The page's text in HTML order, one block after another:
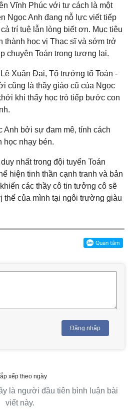
Vĩnh Phúc với tư cách là một
Ngọc Anh đang nỗ lực viết tiếp
trí tuệ lẫn lòng biết ơn. Mục tiêu
thành học vị Thạc sĩ và sớm trở
chuyên Toán trong tương lai.
Xuân Đại, Tổ trưởng tổ Toán -
cũng là thầy giáo cũ của Ngọc
khi thấy học trò tiếp bước con
Anh bởi sự đam mê, tính cách
học nhạy bén.
nhất trong đội tuyển Toán
hiện tinh thần cạnh tranh và bản
các thầy cô tin tưởng cô sẽ
của mình tại ngôi trường giàu
Đăng nhập
xếp theo ngày
là người đầu tiên bình luận bài
viết này.